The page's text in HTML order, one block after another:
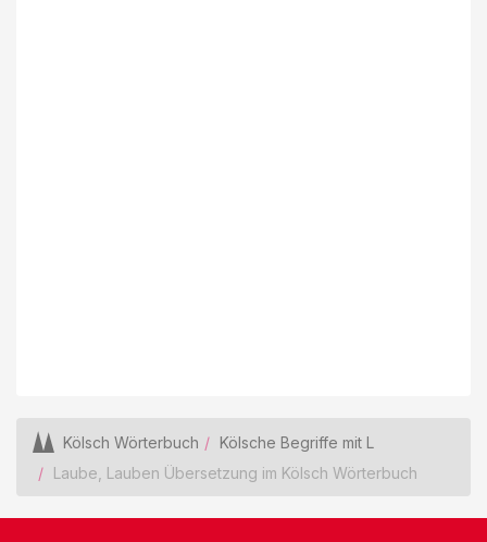
Kölsch Wörterbuch
Kölsche Begriffe mit L
Laube, Lauben Übersetzung im Kölsch Wörterbuch